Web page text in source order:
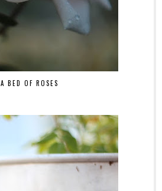
A BED OF ROSES